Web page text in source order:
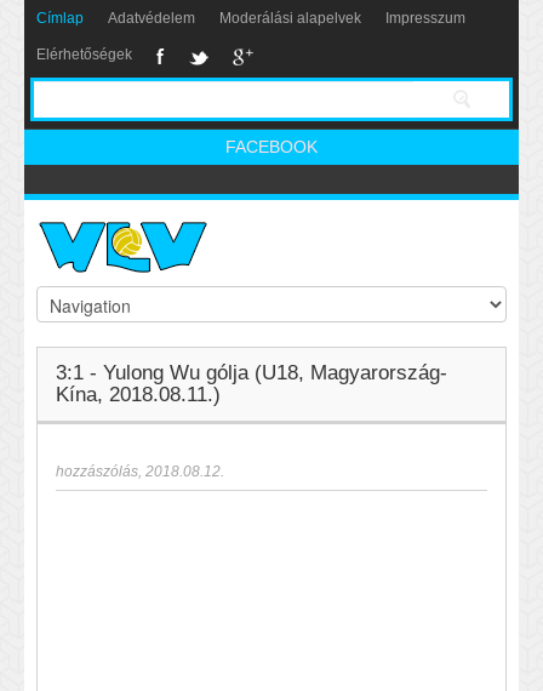
Címlap Adatvédelem Moderálási alapelvek Impresszum
Elérhetőségek
FACEBOOK
3:1 - Yulong Wu gólja (U18, Magyarország-
Kína, 2018.08.11.)
hozzászólás, 2018.08.12.